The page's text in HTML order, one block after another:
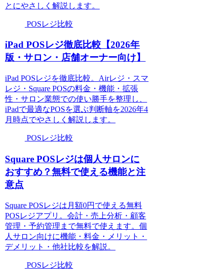
とにやさしく解説します。
POSレジ比較
iPad POSレジ徹底比較【2026年
版・サロン・店舗オーナー向け】
iPad POSレジを徹底比較。Airレジ・スマ
レジ・Square POSの料金・機能・拡張
性・サロン業態での使い勝手を整理し、
iPadで最適なPOSを選ぶ判断軸を2026年4
月時点でやさしく解説します。
POSレジ比較
Square POSレジは個人サロンに
おすすめ？無料で使える機能と注
意点
Square POSレジは月額0円で使える無料
POSレジアプリ。会計・売上分析・顧客
管理・予約管理まで無料で使えます。個
人サロン向けに機能・料金・メリット・
デメリット・他社比較を解説。
POSレジ比較